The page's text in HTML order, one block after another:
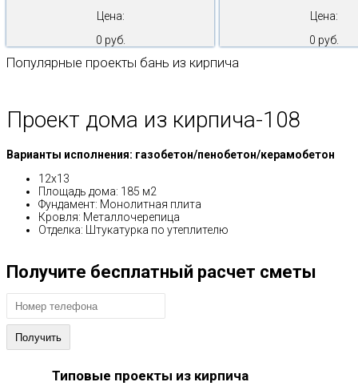
Цена:
0 руб.
Цена:
0 руб.
Популярные проекты бань из кирпича
Проект дома из кирпича-108
Варианты исполнения: газобетон/пенобетон/керамобетон
12х13
Площадь дома: 185 м2
Фундамент: Монолитная плита
Кровля: Металлочерепица
Отделка: Штукатурка по утеплителю
Получите бесплатный расчет сметы
Типовые проекты из кирпича